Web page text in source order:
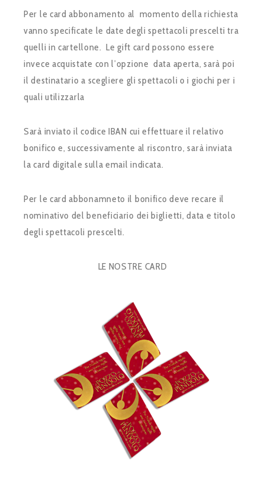
Per le card abbonamento al momento della richiesta
vanno specificate le date degli spettacoli prescelti tra
quelli in cartellone. Le gift card possono essere
invece acquistate con l’opzione data aperta, sarà poi
il destinatario a scegliere gli spettacoli o i giochi per i
quali utilizzarla
Sarà inviato il codice IBAN cui effettuare il relativo
bonifico e, successivamente al riscontro, sarà inviata
la card digitale sulla email indicata.
Per le card abbonamneto il bonifico deve recare il
nominativo del beneficiario dei biglietti, data e titolo
degli spettacoli prescelti.
LE NOSTRE CARD